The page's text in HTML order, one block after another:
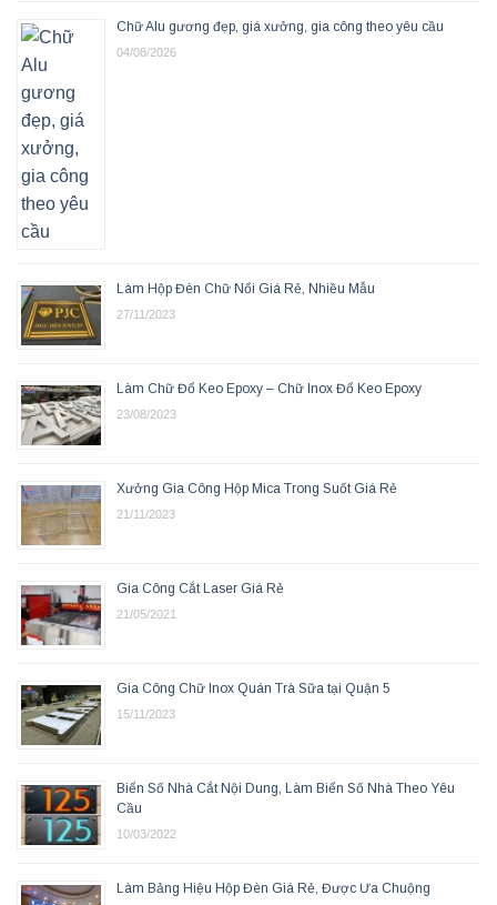
Chữ Alu gương đẹp, giá xưởng, gia công theo yêu cầu
04/08/2026
Làm Hộp Đèn Chữ Nổi Giá Rẻ, Nhiều Mẫu
27/11/2023
Làm Chữ Đổ Keo Epoxy – Chữ Inox Đổ Keo Epoxy
23/08/2023
Xưởng Gia Công Hộp Mica Trong Suốt Giá Rẻ
21/11/2023
Gia Công Cắt Laser Giá Rẻ
21/05/2021
Gia Công Chữ Inox Quán Trà Sữa tại Quận 5
15/11/2023
Biển Số Nhà Cắt Nội Dung, Làm Biển Số Nhà Theo Yêu
Cầu
10/03/2022
Làm Bảng Hiệu Hộp Đèn Giá Rẻ, Được Ưa Chuộng